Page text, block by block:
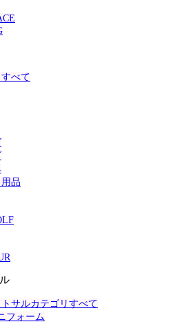
べて
品
サルカテゴリすべて
フォーム